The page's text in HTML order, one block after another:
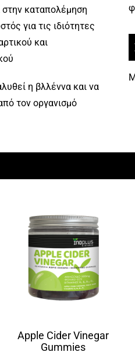
στην καταπολέμηση
για τις ιδιότητες
και
η βλλέννα και να
τον οργανισμό
Apple Cider Vinegar
Gummies